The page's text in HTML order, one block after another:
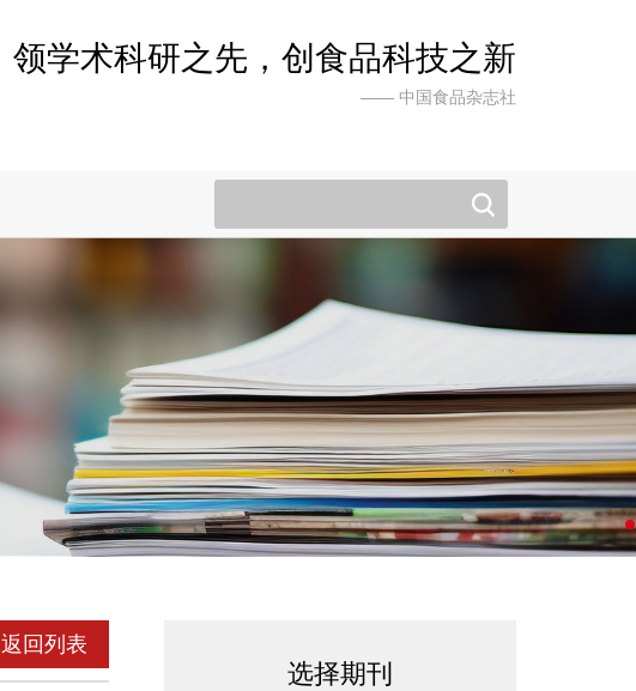
领学术科研之先，创食品科技之新
—— 中国食品杂志社
返回列表
选择期刊